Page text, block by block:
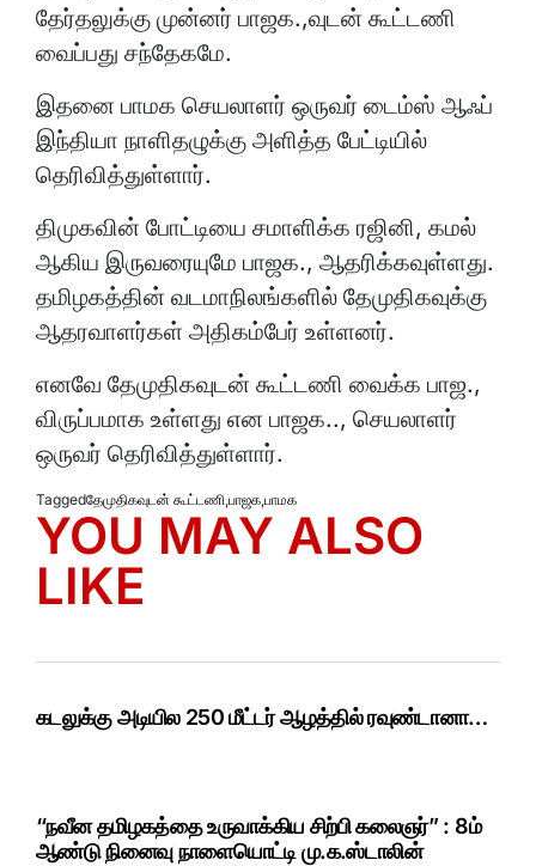
தேர்தலுக்கு முன்னர் பாஜக.,வுடன் கூட்டணி
வைப்பது சந்தேகமே.
இதனை பாமக செயலாளர் ஒருவர் டைம்ஸ் ஆஃப்
இந்தியா நாளிதழுக்கு அளித்த பேட்டியில்
தெரிவித்துள்ளார்.
திமுகவின் போட்டியை சமாளிக்க ரஜினி, கமல்
ஆகிய இருவரையுமே பாஜக., ஆதரிக்கவுள்ளது.
தமிழகத்தின் வடமாநிலங்களில் தேமுதிகவுக்கு
ஆதரவாளர்கள் அதிகம்பேர் உள்ளனர்.
எனவே தேமுதிகவுடன் கூட்டணி வைக்க பாஜ.,
விருப்பமாக உள்ளது என பாஜக.., செயலாளர்
ஒருவர் தெரிவித்துள்ளார்.
Taggedதேமுதிகவுடன் கூட்டணி,பாஜக,பாமக
YOU MAY ALSO
LIKE
கடலுக்கு அடியில 250 மீட்டர் ஆழத்தில் ரவுண்டானா…
“நவீன தமிழகத்தை உருவாக்கிய சிற்பி கலைஞர்” : 8ம்
ஆண்டு நினைவு நாளையொட்டி மு.க.ஸ்டாலின்